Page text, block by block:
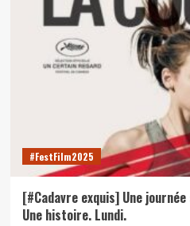
NOUS
AVONS
VU]
Sarah
préfère
#FestFilm2025
[#Cadavre exquis] Une
Une histoire. Lundi.